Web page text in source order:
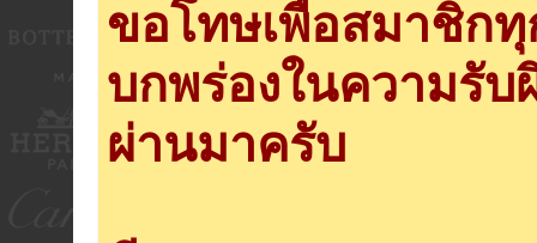
ขอโทษเพื่อสมาชิก
บกพร่องในความรั
ผ่านมาครับ